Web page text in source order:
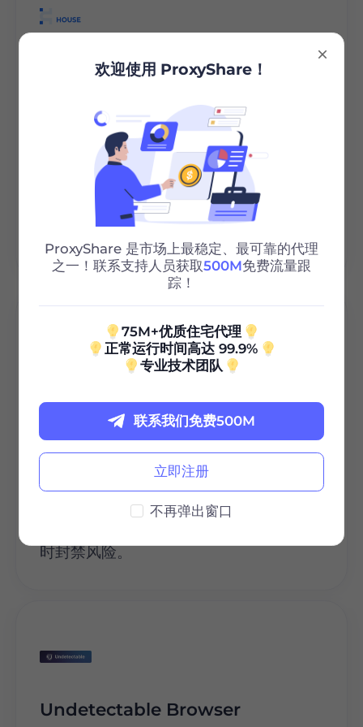
Cloaking.House
（Cloaking）服务，旨在帮助联盟营销
人员和媒体购买者保护他们的广告活动。
它使用先进的机器学习算法来过滤流量，
确保广告网络的审核员和机器人看到安全
的“白页”，而真实用户则会被引导到您的
实际优惠页面。它以易于使用、集成简
单，以及能够绕过 Facebook、Google
和 TikTok 等平台严格审核而闻名。
WhitePage.House
WhitePage.House 是一项专门为广告
活动创建高质量"白页"的服务。它通过在
几次点击内生成可信、内容丰富且符合平
台政策的页面，解决了广告审核难的问
用，帮助营销人员更快速地上线广告活
时封禁风险。
Undetectable Browser
欢迎使用 ProxyShare！
ProxyShare 是市场上最稳定、最可靠的代理
之一！联系支持人员获取500M免费流量跟
踪！
75M+优质住宅代理
正常运行时间高达 99.9%
专业技术团队
立即注册
联系我们免费500M
不再弹出窗口